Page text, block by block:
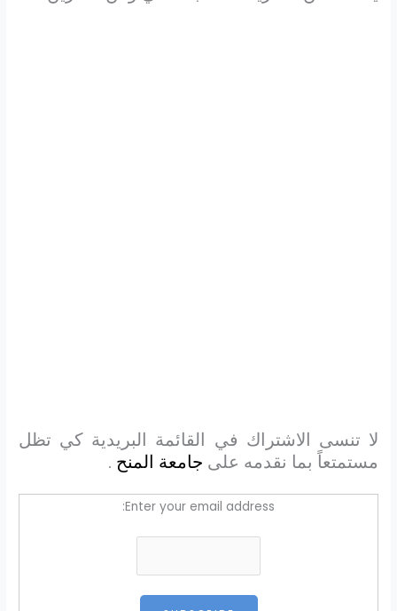
لا تنسى الاشتراك في القائمة البريدية كي تظل
مستمتعاً بما نقدمه على جامعة المنح .
Enter your email address: